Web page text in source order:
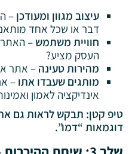
עיצוב מגוון ומעודכן–
דבר או שכל אחד
חוויית משתמש– האתר
העסק מציע?
מהירות טעינה– אתר
מותגים שעבדו אתו– אם
אינדיקציה לאמון ואמינות.
טיפ קטן: תבקש לראות גם
דוגמאות “דמו”.